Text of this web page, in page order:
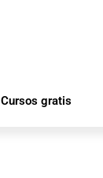
Cursos gratis